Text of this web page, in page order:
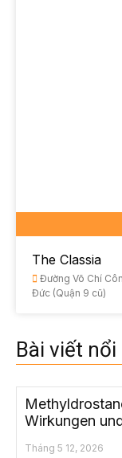
The Classia
Đường Võ Chí
Đức (Quận 9 cũ)
Bài viết nổi
Wirkungen
Tháng 5 12, 2026